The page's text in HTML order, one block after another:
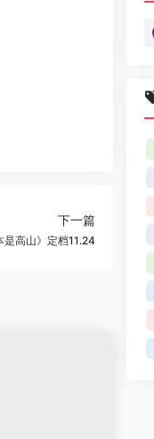
下一篇
是高山》定档11.24